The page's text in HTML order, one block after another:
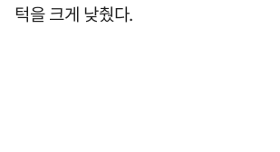
턱을 크게 낮췄다.